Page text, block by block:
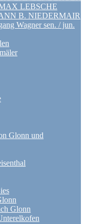
LEBSCHE
B. NIEDERMAIR
Wagner sen. / jun.
Glonn und
Glonn